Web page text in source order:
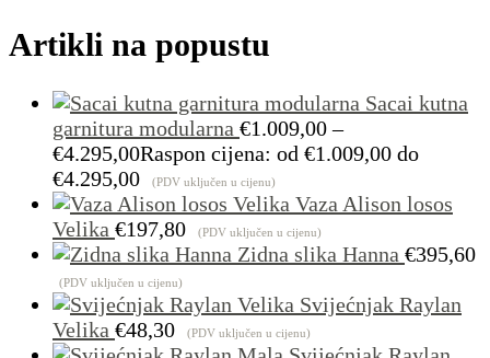
Artikli na popustu
Sacai kutna
garnitura modularna €1.009,00 –
€4.295,00Raspon cijena: od €1.009,00 do
€4.295,00
(PDV uključen u cijenu)
Vaza Alison losos
Velika €197,80 (PDV uključen u cijenu)
Zidna slika Hanna €395,60
(PDV uključen u cijenu)
Svijećnjak Raylan
Velika €48,30 (PDV uključen u cijenu)